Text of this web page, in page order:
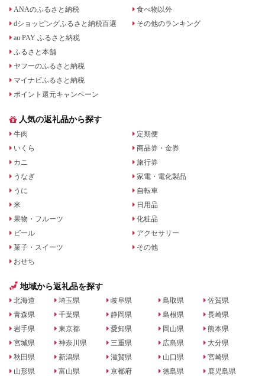
ANAのふるさと納税
dショッピングふるさと納税百選
au PAY ふるさと納税
ふるさと本舗
ヤフーのふるさと納税
マイナビふるさと納税
ポイント還元キャンペーン
食べ物以外
その他のランキング
人気の返礼品から探す
牛肉
いくら
カニ
うなぎ
うに
米
果物・フルーツ
ビール
菓子・スイーツ
おせち
定期便
商品券・金券
旅行券
家電・電化製品
自転車
日用品
化粧品
アクセサリー
その他
地域から返礼品を探す
北海道
青森県
岩手県
宮城県
秋田県
山形県
埼玉県
千葉県
東京都
神奈川県
新潟県
富山県
岐阜県
静岡県
愛知県
三重県
滋賀県
京都府
鳥取県
島根県
岡山県
広島県
山口県
徳島県
佐賀県
長崎県
熊本県
大分県
宮崎県
鹿児島県